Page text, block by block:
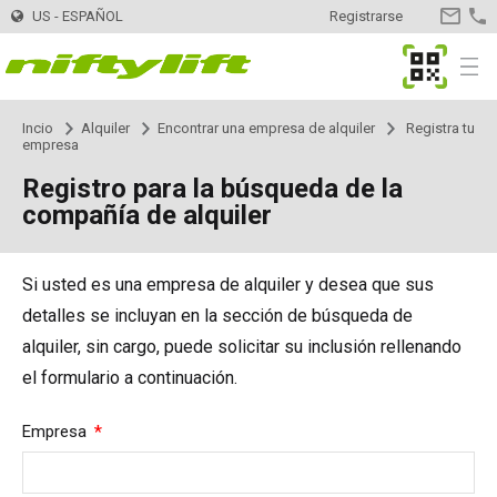
US - ESPAÑOL
MyNiftyMenu
Registrarse
Maquinas
Selector de Maquinas
Montadas en remolque
TM34
TM34T
TM40S
TM42T
TM50
Plataformas - Eléctricas
SP34LE
SP34N
SP45N
SP45E
Plataformas - Híbrido
SP34 4x4
SP34N
SP45N
Plataformas - Diesel
SP34 4x4
SP45 4x4
Autoaccionadas
SD50 4x4
Innovaciones
MyNifty
ClipOn
Hydrogen-Electric
Totalmente eléctricas
Niftylink
Apoyo
MyNifty
Manuales y Esquemas
Códigos de reajuste
Búsqueda de código de error
Cargas concentradas
Boletines técnicos
Marketing
Alquiler
Encontrar una empresa de alquiler
Registra tu empresa
Distribuidor
Encontrar distribuidor
Contacto
Consultas generales
Incio Alquiler Encontrar una empresa de alquiler
Registra tu
empresa
Registro para la búsqueda de la
compañía de alquiler
Si usted es una empresa de alquiler y desea que sus
detalles se incluyan en la sección de búsqueda de
alquiler, sin cargo, puede solicitar su inclusión rellenando
el formulario a continuación.
Empresa Required